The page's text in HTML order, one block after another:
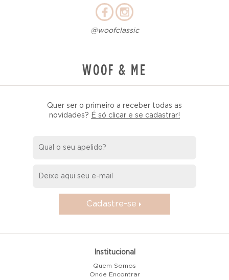
@woofclassic
WOOF & ME
Quer ser o primeiro a receber todas as
novidades? É só clicar e se cadastrar!
Cadastre-se
Institucional
Quem Somos
Onde Encontrar